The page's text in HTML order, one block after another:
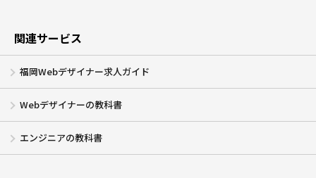
関連サービス
福岡Webデザイナー求人ガイド
Webデザイナーの教科書
エンジニアの教科書